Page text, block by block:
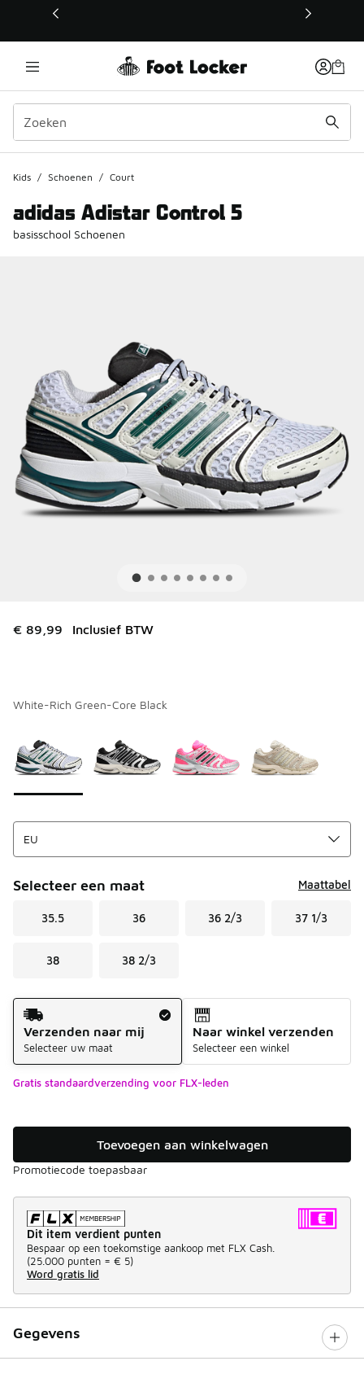
Deze link wordt geopend in een nieuw venster
Kids / Schoenen / Court
adidas Adistar Control 5
basisschool Schoenen
€ 89,99 Inclusief BTW
White-Rich Green-Core Black
Selecteer een maat Maattabel
35.5 36 36 2/3 37 1/3
38 38 2/3
Verzendmethode
Verzenden naar mij
Selecteer uw maat
Naar winkel verzenden
Selecteer een winkel
Gratis standaardverzending voor FLX-leden
Toevoegen aan winkelwagen
Promotiecode toepasbaar
Dit item verdient punten
Bespaar op een toekomstige aankoop met FLX Cash.
(25.000 punten = € 5)
Word gratis lid
Gegevens